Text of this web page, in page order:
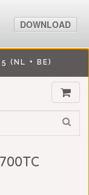
(NL + BE)
DOWNLOAD
DOWNLOAD